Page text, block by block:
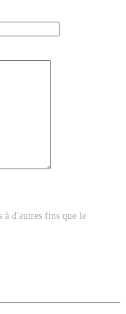
à d'autres fins que le